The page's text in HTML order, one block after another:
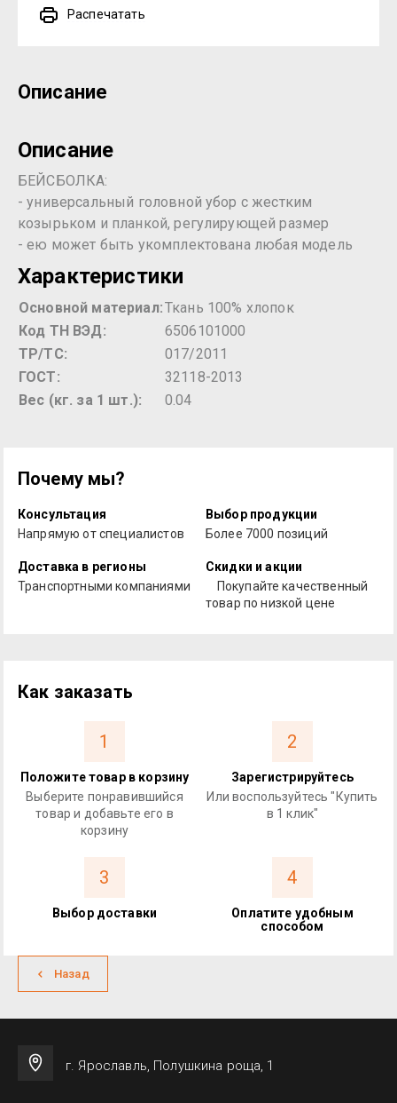
Распечатать
Описание
Описание
БЕЙСБОЛКА:
- универсальный головной убор с жестким
козырьком и планкой, регулирующей размер
- ею может быть укомплектована любая модель
Характеристики
Основной материал:Ткань 100% хлопок
Код ТН ВЭД:
6506101000
ТР/ТС:
017/2011
ГОСТ:
32118-2013
Вес (кг. за 1 шт.):
0.04
Почему мы?
Консультация
Напрямую от специалистов
Выбор продукции
Более 7000 позиций
Доставка в регионы
Транспортными компаниями
Скидки и акции
Покупайте качественный
товар по низкой цене
Как заказать
1
Положите товар в корзину
Выберите понравившийся
товар и добавьте его в
корзину
2
Зарегистрируйтесь
Или воспользуйтесь "Купить
в 1 клик"
3
Выбор доставки
4
Оплатите удобным
способом
Назад
г. Ярославль, Полушкина роща, 1